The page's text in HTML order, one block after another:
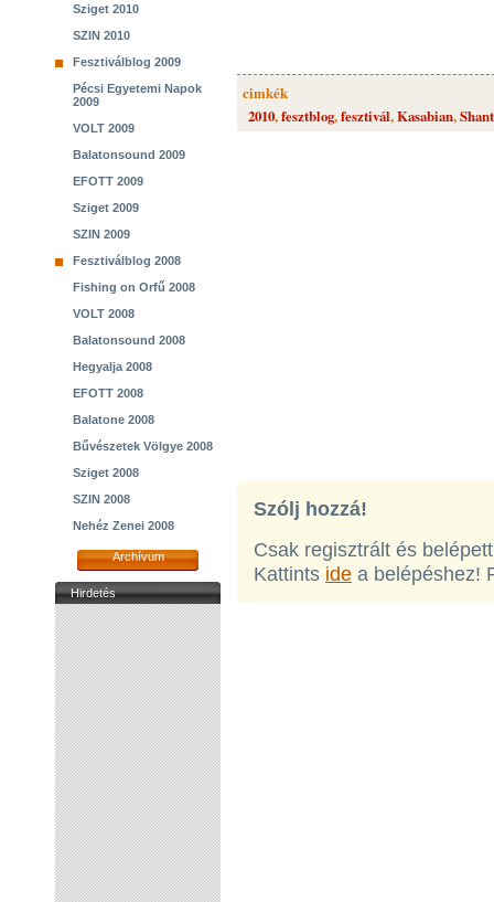
Sziget 2010
SZIN 2010
Fesztiválblog 2009
Pécsi Egyetemi Napok
2009
VOLT 2009
Balatonsound 2009
EFOTT 2009
Sziget 2009
SZIN 2009
Fesztiválblog 2008
Fishing on Orfű 2008
VOLT 2008
Balatonsound 2008
Hegyalja 2008
EFOTT 2008
Balatone 2008
Bűvészetek Völgye 2008
Sziget 2008
SZIN 2008
Nehéz Zenei 2008
Archívum
Hirdetés
cimkék
2010,fesztblog,fesztivál,Kasabian,
Szólj hozzá!
Csak regisztrált és
Kattints ide a belépéshez!